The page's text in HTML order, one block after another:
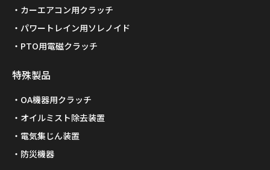
カーエアコン用クラッチ
パワートレイン用ソレノイド
PTO用電磁クラッチ
特殊製品
OA機器用クラッチ
オイルミスト除去装置
電気集じん装置
防災機器